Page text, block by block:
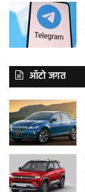
ऑटो जगत